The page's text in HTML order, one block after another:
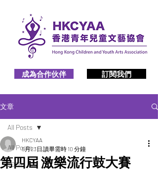
成為合作伙伴 訂閱我們
文章
All Posts
2026
All Posts
第四屆 激樂流行鼓大賽
HKCYAA
5月23日 讀畢需時 10 分鐘